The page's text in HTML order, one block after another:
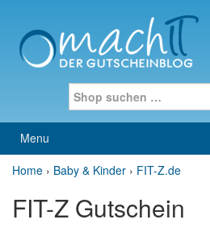
Menu
Home › Baby & Kinder › FIT-Z.de
FIT-Z Gutschein